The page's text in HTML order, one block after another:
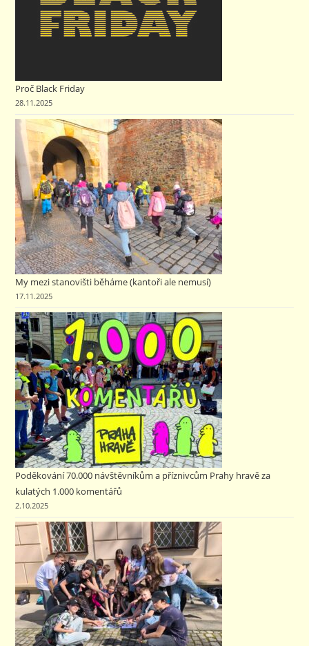
Proč Black Friday
28.11.2025
My mezi stanovišti běháme (kantoři ale nemusí)
17.11.2025
Poděkování 70.000 návštěvníkům a příznivcům Prahy hravě za
kulatých 1.000 komentářů
2.10.2025